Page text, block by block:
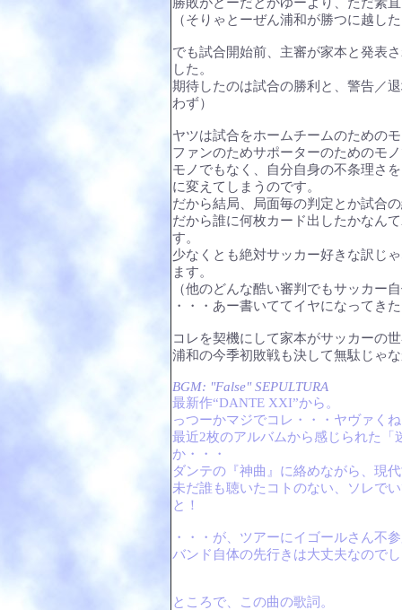
（そりゃとーぜん浦和が勝つに越し
でも試合開始前、主審が家本と発表
した。
期待したのは試合の勝利と、警告／
わず）
ヤツは試合をホームチームのための
ファンのためサポーターのためのモ
モノでもなく、自分自身の不条理さ
に変えてしまうのです。
だから結局、局面毎の判定とか試合
だから誰に何枚カード出したかなん
す。
少なくとも絶対サッカー好きな訳じ
ます。
（他のどんな酷い審判でもサッカー
・・・あー書いててイヤになってき
コレを契機にして家本がサッカーの
浦和の今季初敗戦も決して無駄じゃ
BGM: "False" SEPULTURA
最新作“DANTE XXI”から。
っつーかマジでコレ・・・ヤヴァく
最近2枚のアルバムから感じられた
か・・・
ダンテの『神曲』に絡めながら、現
未だ誰も聴いたコトのない、ソレで
と！
・・・が、ツアーにイゴールさん不
バンド自体の先行きは大丈夫なので
ところで、この曲の歌詞。